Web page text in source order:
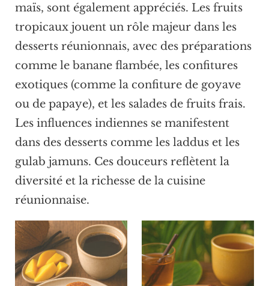
maïs, sont également appréciés. Les fruits
tropicaux jouent un rôle majeur dans les
desserts réunionnais, avec des préparations
comme le banane flambée, les confitures
exotiques (comme la confiture de goyave
ou de papaye), et les salades de fruits frais.
Les influences indiennes se manifestent
dans des desserts comme les laddus et les
gulab jamuns. Ces douceurs reflètent la
diversité et la richesse de la cuisine
réunionnaise.